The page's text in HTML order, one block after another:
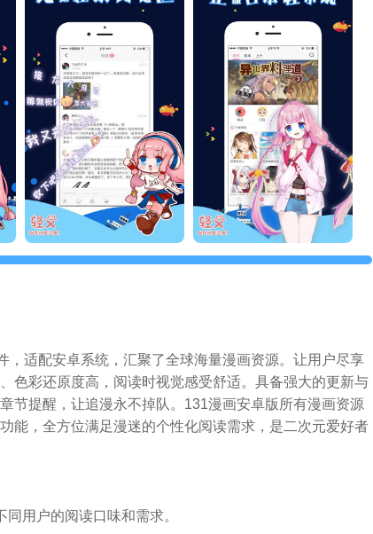
适配安卓系统，汇聚了全球海量漫画资源。让用户尽享
色彩还原度高，阅读时视觉感受舒适。具备强大的更新与
节提醒，让追漫永不掉队。131漫画安卓版所有漫画资源
能，全方位满足漫迷的个性化阅读需求，是二次元爱好者
用户的阅读口味和需求。